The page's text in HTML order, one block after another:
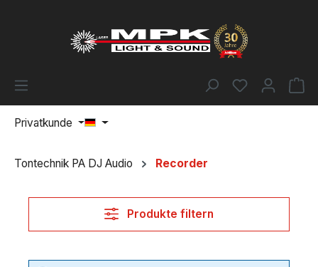
Du hast 0
Privatkunde
Tontechnik PA DJ Audio Recorder
Produkte filtern